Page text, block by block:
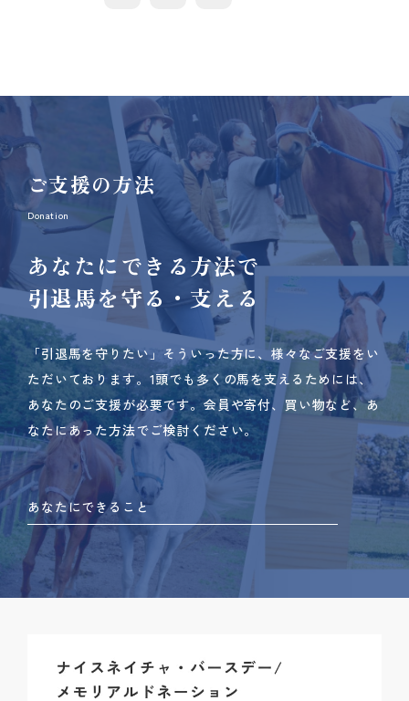
ご支援の方法
Donation
あなたにできる方法で
引退馬を守る・支える
「引退馬を守りたい」そういった方に、様々なご支援をい
ただいております。 1頭でも多くの馬を支えるためには、
あなたのご支援が必要です。 会員や寄付、買い物など、あ
なたにあった方法でご検討ください。
あなたにできること